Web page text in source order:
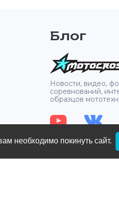
Блог
Новости, видео,
соревнований,
образцов
необходимо покинуть сайт.